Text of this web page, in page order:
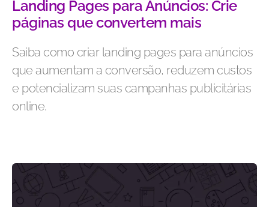
Landing Pages para Anúncios: Crie
páginas que convertem mais
Saiba como criar landing pages para anúncios
que aumentam a conversão, reduzem custos
e potencializam suas campanhas publicitárias
online.